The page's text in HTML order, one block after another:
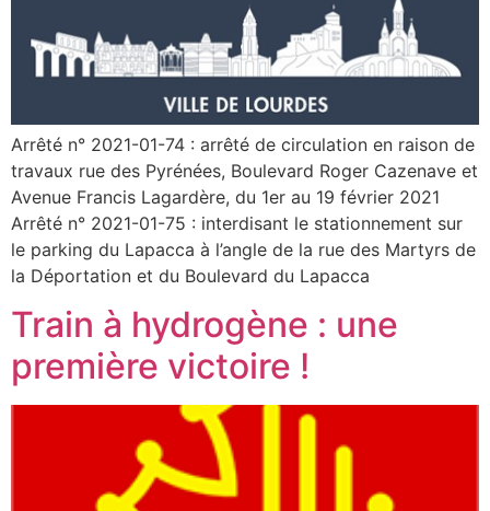
Arrêté n° 2021-01-74 : arrêté de circulation en raison de
travaux rue des Pyrénées, Boulevard Roger Cazenave et
Avenue Francis Lagardère, du 1er au 19 février 2021
Arrêté n° 2021-01-75 : interdisant le stationnement sur
le parking du Lapacca à l’angle de la rue des Martyrs de
la Déportation et du Boulevard du Lapacca
Train à hydrogène : une
première victoire !